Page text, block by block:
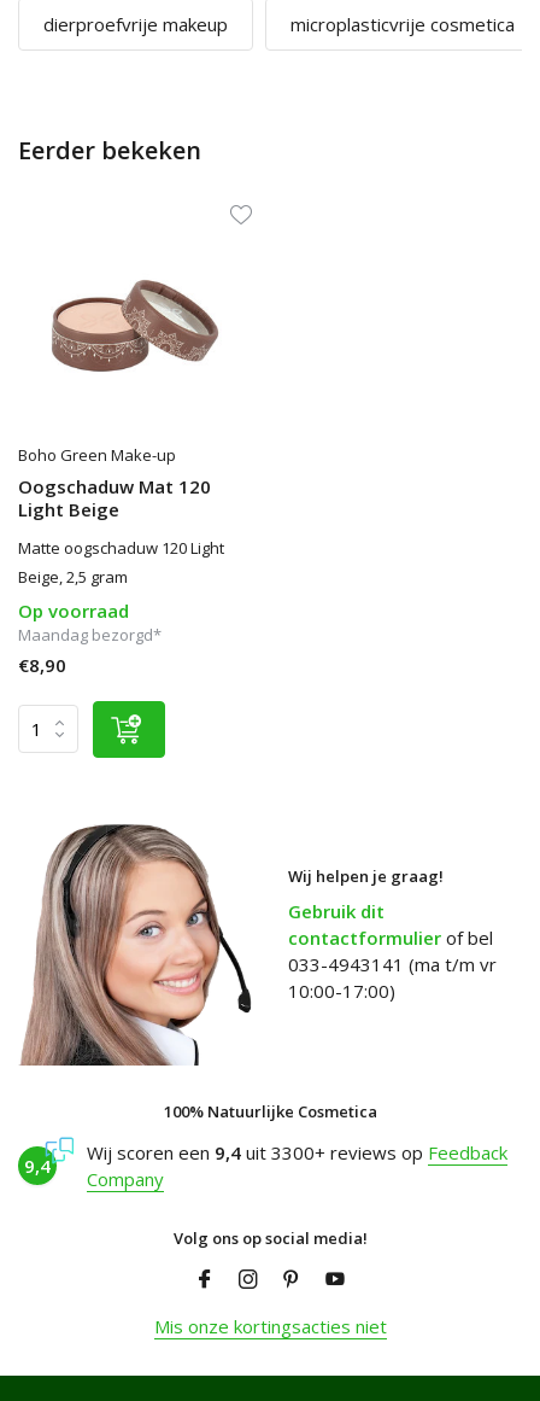
dierproefvrije makeup microplasticvrije cosmetica
Eerder bekeken
Boho Green Make-up
Oogschaduw Mat 120
Light Beige
Matte oogschaduw 120 Light
Beige, 2,5 gram
Op voorraad
Maandag bezorgd*
€8,90
Wij helpen je graag!
Gebruik dit
contactformulier of bel
033-4943141 (ma t/m vr
10:00-17:00)
100% Natuurlijke Cosmetica
9,4
Wij scoren een 9,4 uit 3300+ reviews op Feedback
Company
Volg ons op social media!
Mis onze kortingsacties niet